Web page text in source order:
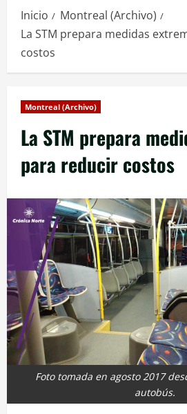
Inicio
Montreal (Archivo)
La STM prepara medidas
costos
Montreal (Archivo)
La STM prepara
para reducir costos
Foto tomada en agosto 2017
autobús.